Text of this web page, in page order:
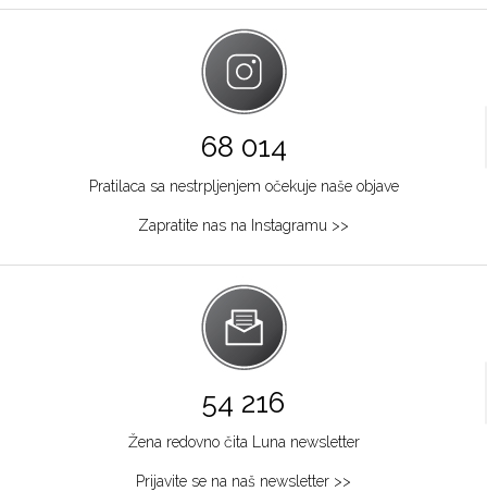
68 014
Pratilaca sa nestrpljenjem očekuje naše objave
Zapratite nas na Instagramu >>
54 216
Žena redovno čita Luna newsletter
Prijavite se na naš newsletter >>